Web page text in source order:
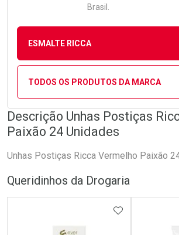
Brasil.
ESMALTE RICCA
TODOS OS PRODUTOS DA MARCA
Descrição Unhas Postiças
Paixão 24 Unidades
Unhas Postiças Ricca Vermelho Paixão
Queridinhos da Drogaria
ADICIONAR